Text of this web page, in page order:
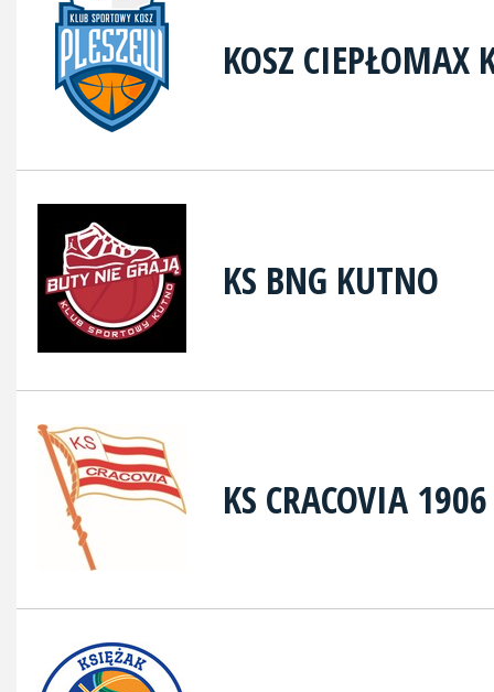
KOSZ CIEPŁOMAX
KS BNG KUTNO
KS CRACOVIA 1906